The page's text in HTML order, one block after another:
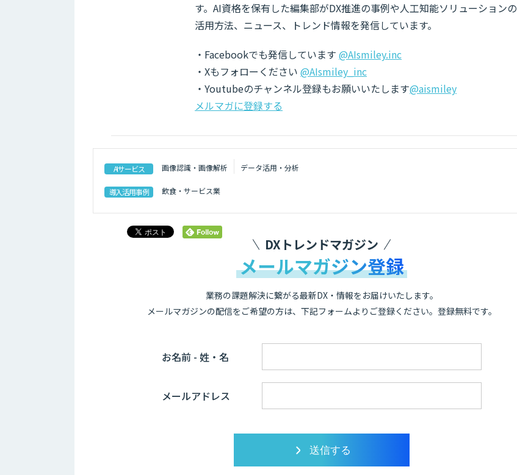
す。AI資格を保有した編集部がDX推進の事例や人工知能ソリューションの
活用方法、ニュース、トレンド情報を発信しています。
・Facebookでも発信しています @AIsmiley.inc
・Xもフォローください @AIsmiley_inc
・Youtubeのチャンネル登録もお願いいたします@aismiley
メルマガに登録する
AIサービス 画像認識・画像解析 データ活用・分析
導入活用事例 飲食・サービス業
DXトレンドマガジン
メールマガジン登録
業務の課題解決に繋がる最新DX・情報をお届けいたします。
メールマガジンの配信をご希望の方は、下記フォームよりご登録ください。登録無料です。
お名前 - 姓・名
メールアドレス